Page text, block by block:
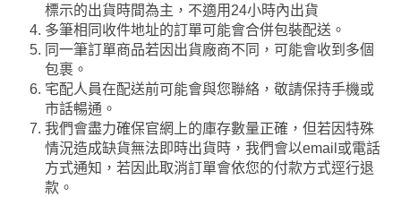
標示的出貨時間為主，不適用24小時內出貨
多筆相同收件地址的訂單可能會合併包裝配送。
同一筆訂單商品若因出貨廠商不同，可能會收到多個
包裹。
宅配人員在配送前可能會與您聯絡，敬請保持手機或
市話暢通。
我們會盡力確保官網上的庫存數量正確，但若因特殊
情況造成缺貨無法即時出貨時，我們會以email或電話
方式通知，若因此取消訂單會依您的付款方式逕行退
款。